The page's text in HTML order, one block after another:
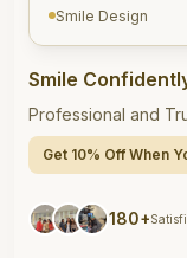
Smile Design
Smile
Professional and
Get 10% Off When
180+